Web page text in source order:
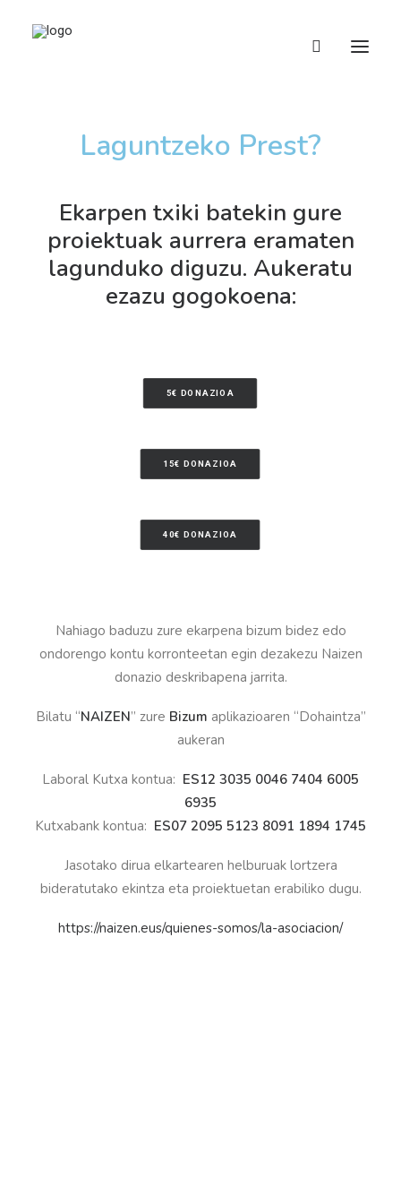
Kamisetak
Liburuak eta Materialak
Donazioak
ESP
Laguntzeko Prest?
Ekarpen txiki batekin gure
proiektuak aurrera eramaten
lagunduko diguzu. Aukeratu
ezazu gogokoena:
5€ DONAZIOA
15€ DONAZIOA
40€ DONAZIOA
Nahiago baduzu zure ekarpena bizum bidez edo
ondorengo kontu korronteetan egin dezakezu Naizen
donazio deskribapena jarrita.
Bilatu “NAIZEN” zure Bizum aplikazioaren “Dohaintza”
aukeran
Laboral Kutxa kontua: ES12 3035 0046 7404 6005
6935
Kutxabank kontua: ES07 2095 5123 8091 1894 1745
Jasotako dirua elkartearen helburuak lortzera
bideratutako ekintza eta proiektuetan erabiliko dugu.
https://naizen.eus/quienes-somos/la-asociacion/